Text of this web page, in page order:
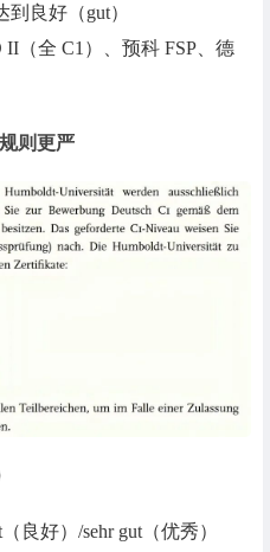
到良好（gut）
（全 C1）、预科 FSP、德
则更严
良好）/sehr gut（优秀）